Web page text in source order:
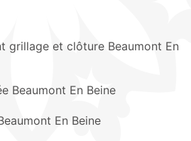
grillage et clôture Beaumont En
Beaumont En Beine
En Beine